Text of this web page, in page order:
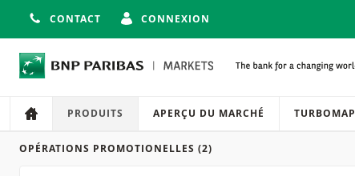
CONTACT CONNEXION
Navigation
Navigation sur le site
PRODUITS APERÇU DU MARCHÉ TURBOMAP
Produits
OPÉRATIONS PROMOTIONELLES (2)